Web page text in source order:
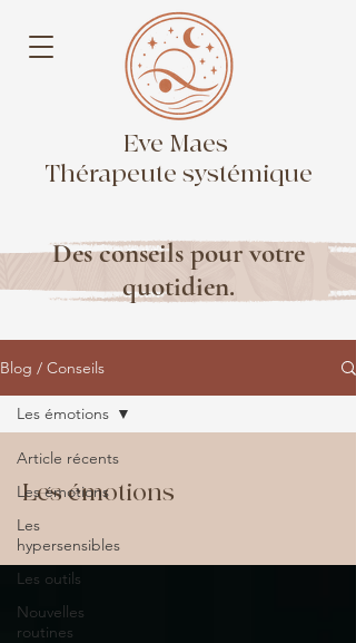
Eve Maes
Thérapeute systémique
Des conseils pour votre
quotidien.
Blog / Conseils
Article récents
Les émotions
Les
hypersensibles
Les outils
Nouvelles
routines
Les émotions
Les émotions